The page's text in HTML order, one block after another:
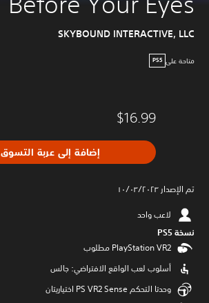
SKYBOUND INTERACTIVE, LLC
متاحة على PS5
$16.99
إضافة إلى عربة التسوق
تم الإصدار ١٠/٠٣/٢٠٢٣
لاعب واحد
نسخة PS5‏
أسلوب لعب الواقع الافتراضي: جالس
وحدتا التحكم PS VR2 Sense اختياريتان